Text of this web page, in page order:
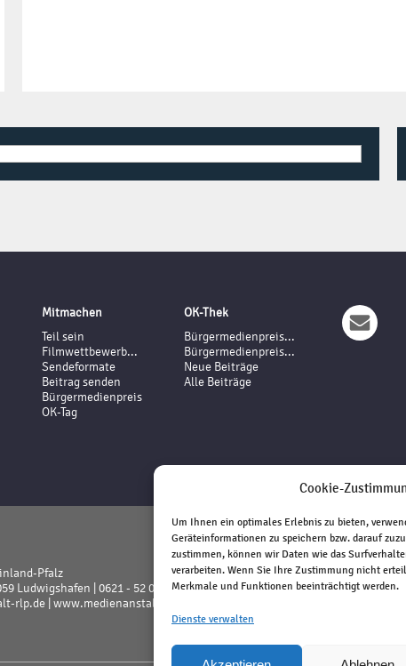
Cookie-
Um Ihnen ein optimales Erlebnis zu bieten,
Geräteinformationen zu speichern bzw. darauf
zustimmen, können wir Daten wie das
verarbeiten. Wenn Sie Ihre Zustimmung nicht
Merkmale und Funktionen beeinträchtigt werden.
Dienste verwalten
Mitmachen
Teil sein
Filmwettbewerb...
Sendeformate
Beitrag senden
Bürgermedienpreis
OK-Tag
OK-Thek
Bürgermedienpreis...
Bürgermedienpreis...
Neue Beiträge
Alle Beiträge
Pfalz
Ludwigshafen | 0621 - 52 02 - 0
rlp.de | www.medienanstalt-rlp.de
Impressum
Datenschutz